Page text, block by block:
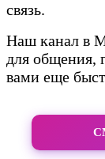
связь.
Наш канал в
для общения,
вами еще